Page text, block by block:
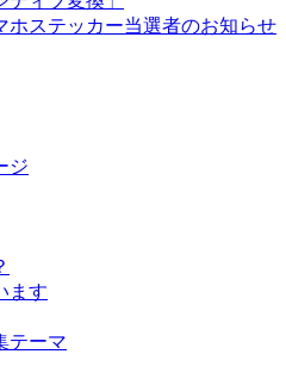
ホステッカー当選者のお知らせ
ジ
ます
テーマ